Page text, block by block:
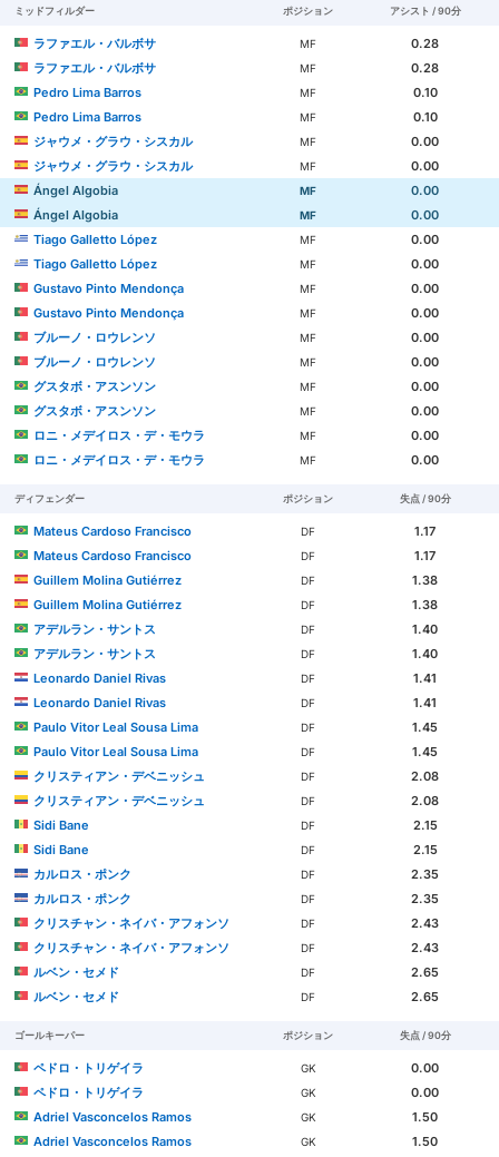
ミッドフィルダー ポジション アシスト / 90分
ラファエル・バルボサ MF
0.28
ラファエル・バルボサ
MF
0.28
Pedro Lima Barros
MF
0.10
Pedro Lima Barros
MF
0.10
ジャウメ・グラウ・シスカル
MF
0.00
ジャウメ・グラウ・シスカル
MF
0.00
Ángel Algobia
MF
0.00
Ángel Algobia
MF
0.00
Tiago Galletto López
MF
0.00
Tiago Galletto López
MF
0.00
Gustavo Pinto Mendonça
MF
0.00
Gustavo Pinto Mendonça
MF
0.00
ブルーノ・ロウレンソ
MF
0.00
ブルーノ・ロウレンソ
MF
0.00
グスタボ・アスンソン
MF
0.00
グスタボ・アスンソン
MF
0.00
ロニ・メデイロス・デ・モウラ
MF
0.00
ロニ・メデイロス・デ・モウラ
MF 0.00
ディフェンダー ポジション 失点 / 90分
Mateus Cardoso Francisco DF
1.17
Mateus Cardoso Francisco
DF
1.17
Guillem Molina Gutiérrez
DF
1.38
Guillem Molina Gutiérrez
DF
1.38
アデルラン・サントス
DF
1.40
アデルラン・サントス
DF
1.40
Leonardo Daniel Rivas
DF
1.41
Leonardo Daniel Rivas
DF
1.41
Paulo Vitor Leal Sousa Lima
DF
1.45
Paulo Vitor Leal Sousa Lima
DF
1.45
クリスティアン・デベニッシュ
DF
2.08
クリスティアン・デベニッシュ
DF
2.08
Sidi Bane
DF
2.15
Sidi Bane
DF
2.15
カルロス・ポンク
DF
2.35
カルロス・ポンク
DF
2.35
クリスチャン・ネイバ・アフォンソ
DF
2.43
クリスチャン・ネイバ・アフォンソ
DF
2.43
ルベン・セメド
DF
2.65
ルベン・セメド
DF 2.65
ゴールキーパー ポジション 失点 / 90分
ペドロ・トリゲイラ GK
0.00
ペドロ・トリゲイラ
GK
0.00
Adriel Vasconcelos Ramos
GK
1.50
Adriel Vasconcelos Ramos
GK
1.50